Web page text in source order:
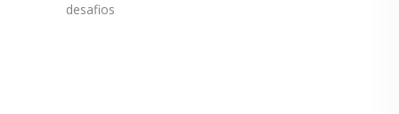
desafios